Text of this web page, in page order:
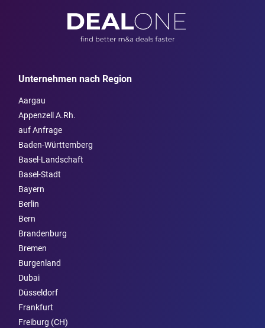
Unternehmen nach Region
Aargau
Appenzell A.Rh.
auf Anfrage
Baden-Württemberg
Basel-Landschaft
Basel-Stadt
Bayern
Berlin
Bern
Brandenburg
Bremen
Burgen­land
Dubai
Düsseldorf
Frankfurt
Freiburg (CH)